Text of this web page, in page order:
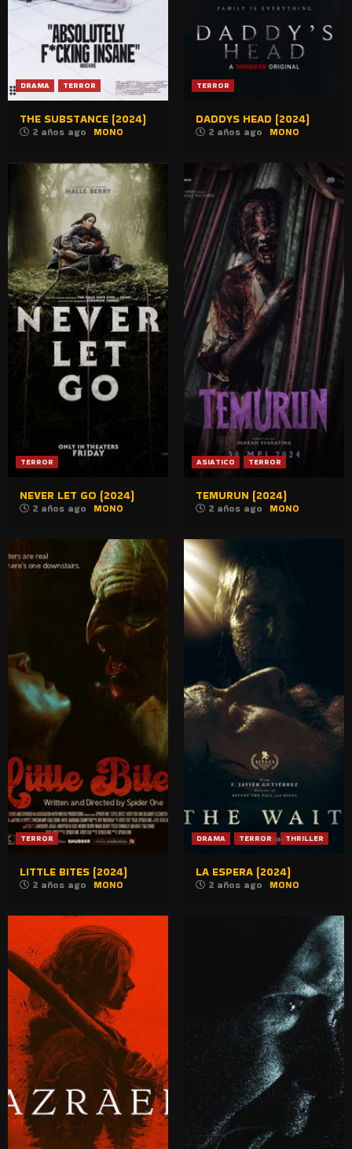
DRAMA TERROR
THE SUBSTANCE (2024)
2 años ago MONO
TERROR
DADDYS HEAD (2024)
2 años ago MONO
TERROR
NEVER LET GO (2024)
2 años ago MONO
ASIATICO TERROR
TEMURUN (2024)
2 años ago MONO
TERROR
LITTLE BITES (2024)
2 años ago MONO
DRAMA TERROR THRILLER
LA ESPERA (2024)
2 años ago MONO